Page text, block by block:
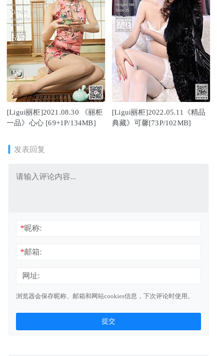
[Ligui丽柜]2021.08.30 《丽柜
一品》心心 [69+1P/134MB]
[Ligui丽柜]2022.05.11《精品
典藏》可馨[73P/102MB]
发表回复
*昵称:
*邮箱:
网址:
浏览器会保存昵称、邮箱和网站cookies信息，下次评论时使用。